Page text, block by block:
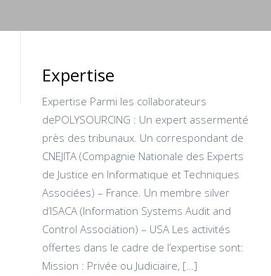
Expertise
Expertise Parmi les collaborateurs
dePOLYSOURCING : Un expert assermenté
près des tribunaux. Un correspondant de
CNEJITA (Compagnie Nationale des Experts
de Justice en Informatique et Techniques
Associées) – France. Un membre silver
d’ISACA (Information Systems Audit and
Control Association) – USA Les activités
offertes dans le cadre de l’expertise sont:
Mission : Privée ou Judiciaire, […]